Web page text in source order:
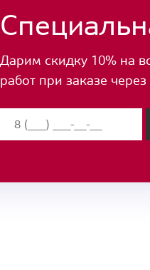
Дарим скидку 10% на
работ при заказе через